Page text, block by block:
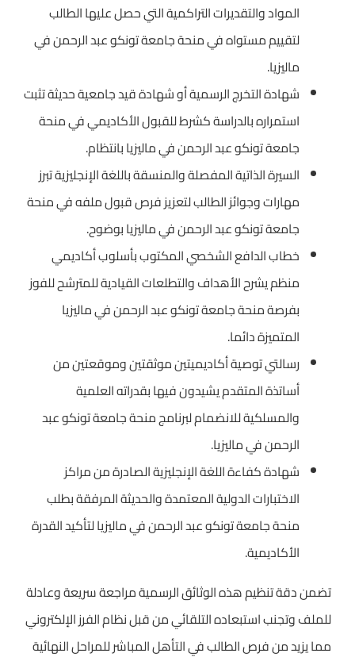
المواد والتقديرات التراكمية التي حصل عليها الطالب
لتقييم مستواه في منحة جامعة تونكو عبد الرحمن في
ماليزيا.
شهادة التخرج الرسمية أو شهادة قيد جامعية حديثة تثبت
استمراره بالدراسة كشرط للقبول الأكاديمي في منحة
جامعة تونكو عبد الرحمن في ماليزيا بانتظام.
السيرة الذاتية المفصلة والمنسقة باللغة الإنجليزية تبرز
مهارات وجوائز الطالب لتعزيز فرص قبول ملفه في منحة
جامعة تونكو عبد الرحمن في ماليزيا بوضوح.
خطاب الدافع الشخصي المكتوب بأسلوب أكاديمي
منظم يشرح الأهداف والتطلعات القيادية للمترشح للفوز
بفرصة منحة جامعة تونكو عبد الرحمن في ماليزيا
المتميزة دائما.
رسالتي توصية أكاديميتين موثقتين وموقعتين من
أساتذة المتقدم يشيدون فيها بقدراته العلمية
والمسلكية للانضمام لبرنامج منحة جامعة تونكو عبد
الرحمن في ماليزيا.
شهادة كفاءة اللغة الإنجليزية الصادرة من مراكز
الاختبارات الدولية المعتمدة والحديثة المرفقة بطلب
منحة جامعة تونكو عبد الرحمن في ماليزيا لتأكيد القدرة
الأكاديمية.
تضمن دقة تنظيم هذه الوثائق الرسمية مراجعة سريعة وعادلة
للملف وتجنب استبعاده التلقائي من قبل نظام الفرز الإلكتروني
مما يزيد من فرص الطالب في التأهل المباشر للمراحل النهائية